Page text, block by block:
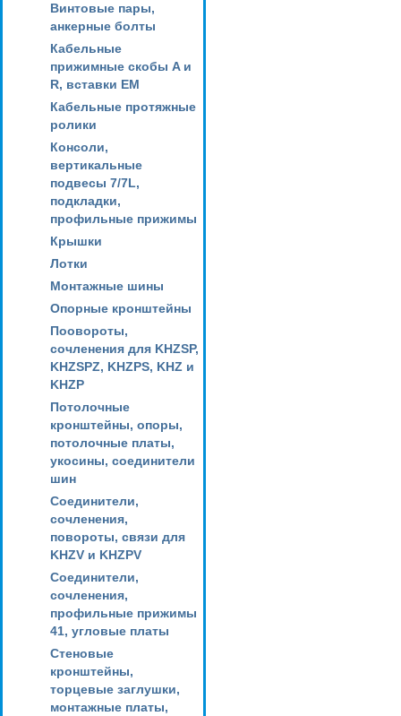
Винтовые пары,
анкерные болты
Кабельные
прижимные скобы A и
R, вставки EM
Кабельные протяжные
ролики
Консоли,
вертикальные
подвесы 7/7L,
подкладки,
профильные прижимы
Крышки
Лотки
Монтажные шины
Опорные кронштейны
Поовороты,
сочленения для KHZSP,
KHZSPZ, KHZPS, KHZ и
KHZP
Потолочные
кронштейны, опоры,
потолочные платы,
укосины, соединители
шин
Соединители,
сочленения,
повороты, связи для
KHZV и KHZPV
Соединители,
сочленения,
профильные прижимы
41, угловые платы
Стеновые
кронштейны,
торцевые заглушки,
монтажные платы,